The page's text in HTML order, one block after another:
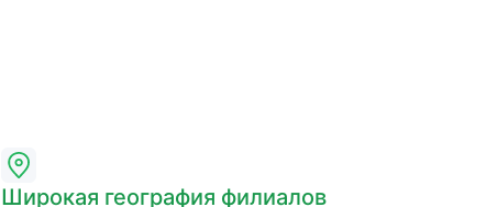
Широкая география филиалов